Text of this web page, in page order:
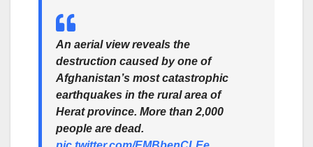
An aerial view reveals the
destruction caused by one of
Afghanistan’s most catastrophic
earthquakes in the rural area of
Herat province. More than 2,000
people are dead.